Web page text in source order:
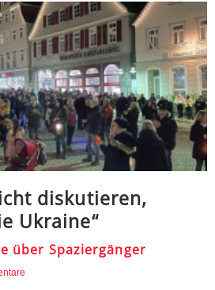
diskutieren,
Ukraine“
über Spaziergänger